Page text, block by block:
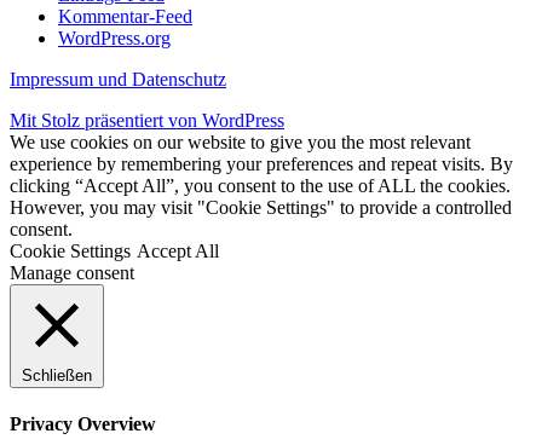
Kommentar-Feed
WordPress.org
Impressum und Datenschutz
Mit Stolz präsentiert von WordPress
We use cookies on our website to give you the most relevant
experience by remembering your preferences and repeat visits. By
clicking “Accept All”, you consent to the use of ALL the cookies.
However, you may visit "Cookie Settings" to provide a controlled
consent.
Cookie Settings Accept All
Manage consent
Schließen
Privacy Overview